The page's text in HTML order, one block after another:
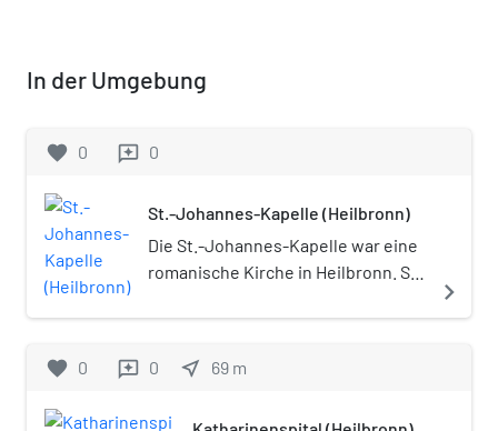
In der Umgebung
favorite 0 reviews 0
St.-Johannes-Kapelle (Heilbronn)
Die St.-Johannes-Kapelle war eine
romanische Kirche in Heilbronn. Sie
fränkischen Königshof und damit
Heilbronn zurück. Die Kapelle
navigate_next
favorite 0 reviews 0 near_me 69 m